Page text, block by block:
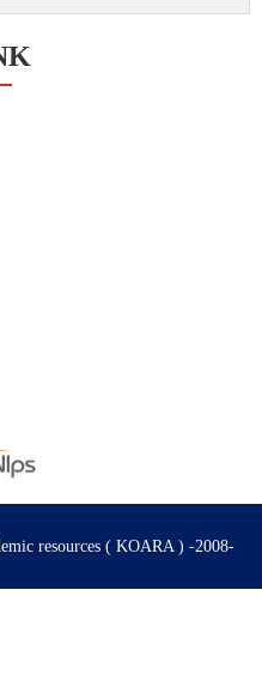
resources ( KOARA ) -2008-